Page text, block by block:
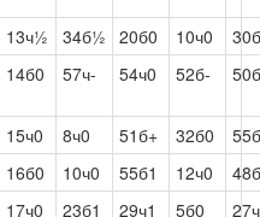
13ч½ 34б½ 20б0 10ч0
14б0 57ч- 54ч0 52б-
15ч0 8ч0 51б+ 32б0
16б0 10ч0 55б1 12ч0
17ч0 23б1 29ч1 5б0